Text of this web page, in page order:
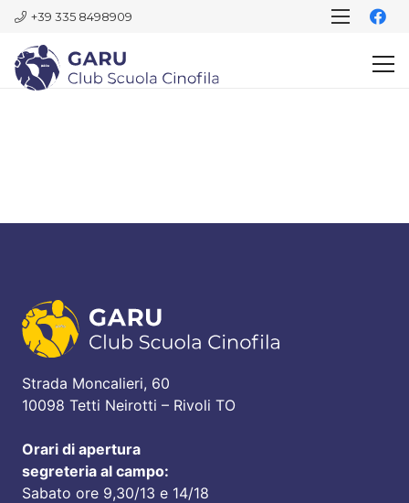
+39 335 8498909
Strada Moncalieri, 60
10098 Tetti Neirotti – Rivoli TO
Orari di apertura
segreteria al campo:
Sabato ore 9,30/13 e 14/18